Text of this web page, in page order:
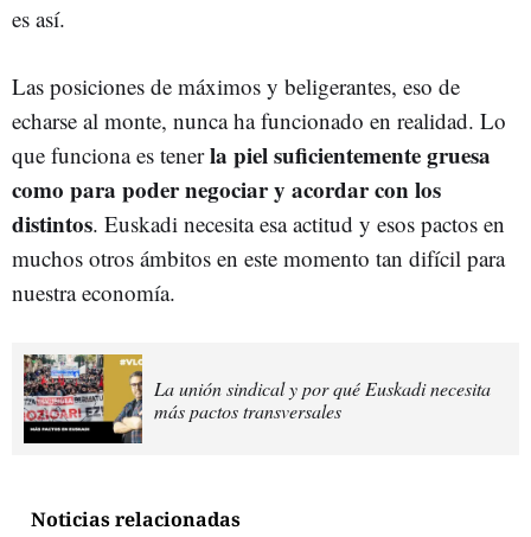
es así.
Las posiciones de máximos y beligerantes, eso de
echarse al monte, nunca ha funcionado en realidad. Lo
que funciona es tenerla piel suficientemente gruesa
como para poder negociar y acordar con los
distintos. Euskadi necesita esa actitud y esos pactos en
muchos otros ámbitos en este momento tan difícil para
nuestra economía.
La unión sindical y por qué Euskadi necesita
más pactos transversales
Noticias relacionadas